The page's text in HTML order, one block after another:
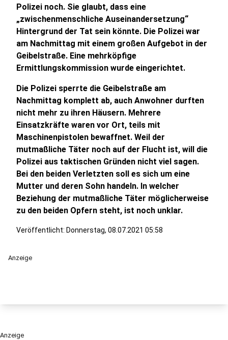
Polizei noch. Sie glaubt, dass eine
„zwischenmenschliche Auseinandersetzung“
Hintergrund der Tat sein könnte. Die Polizei war
am Nachmittag mit einem großen Aufgebot in der
Geibelstraße. Eine mehrköpfige
Ermittlungskommission wurde eingerichtet.
Die Polizei sperrte die Geibelstraße am
Nachmittag komplett ab, auch Anwohner durften
nicht mehr zu ihren Häusern. Mehrere
Einsatzkräfte waren vor Ort, teils mit
Maschinenpistolen bewaffnet. Weil der
mutmaßliche Täter noch auf der Flucht ist, will die
Polizei aus taktischen Gründen nicht viel sagen.
Bei den beiden Verletzten soll es sich um eine
Mutter und deren Sohn handeln. In welcher
Beziehung der mutmaßliche Täter möglicherweise
zu den beiden Opfern steht, ist noch unklar.
Veröffentlicht: Donnerstag, 08.07.2021 05:58
Anzeige
Anzeige